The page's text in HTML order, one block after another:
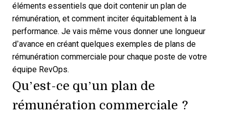
éléments essentiels que doit contenir un plan de
rémunération, et comment inciter équitablement à la
performance. Je vais même vous donner une longueur
d’avance en créant quelques exemples de plans de
rémunération commerciale pour chaque poste de votre
équipe RevOps.
Qu’est-ce qu’un plan de
rémunération commerciale ?